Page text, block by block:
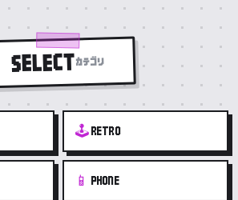
SELECTカテゴリ
🕹️ RETRO
📱 PHONE